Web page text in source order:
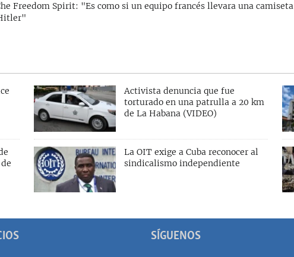
Freedom Spirit: "Es como si un equipo francés llevara una
Activista denuncia que fue
torturado en una patrulla a 20 km
de La Habana (VIDEO)
La OIT exige a Cuba reconocer al
sindicalismo independiente
SÍGUENOS